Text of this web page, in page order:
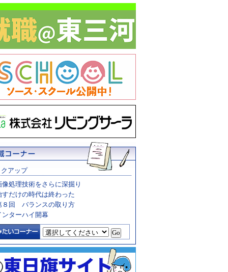
アップ
像処理技術をさらに深掘り
すだけの時代は終わった
８回 バランスの取り方
ンターハイ開幕